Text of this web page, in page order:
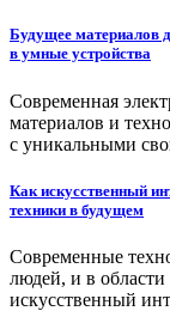
Будущее материалов
в умные устройства
Современная
материалов и
с уникальными
Как искусственный
техники в будущем
Современные
людей, и в
искусственный